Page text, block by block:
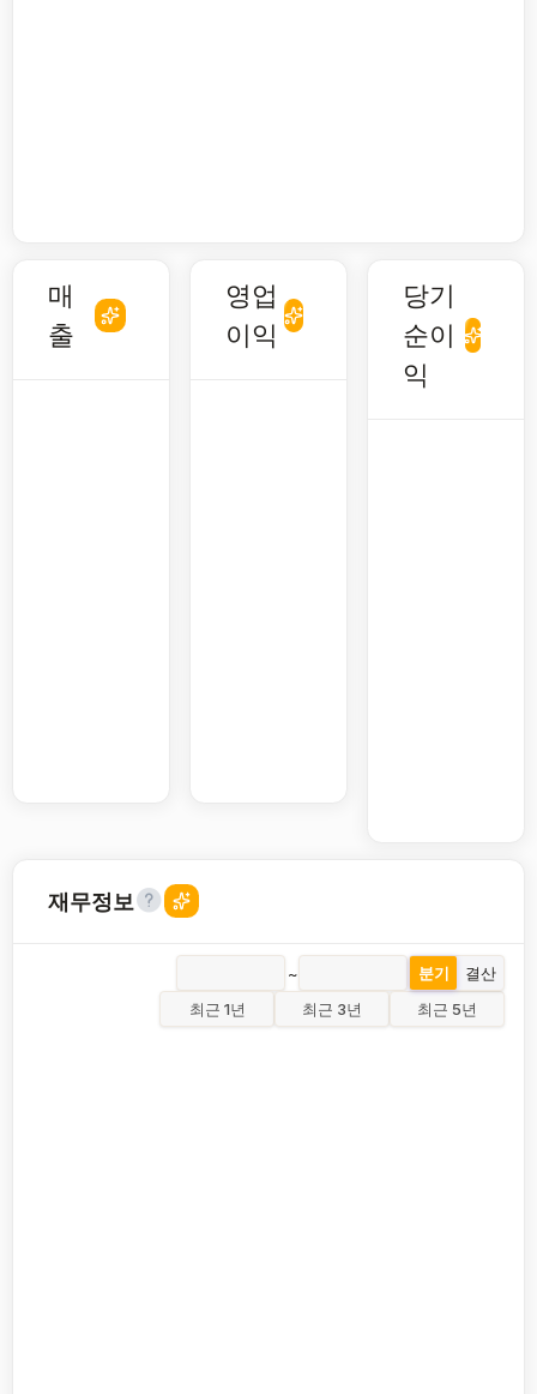
매
출
영업
이익
당기
순이
익
재무정보
~ 분기
결산
최근 1년
최근 3년 최근 5년